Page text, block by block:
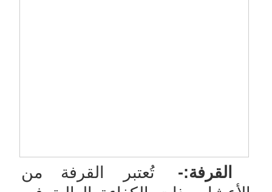
القرفة:- تُعتبر القرفة من